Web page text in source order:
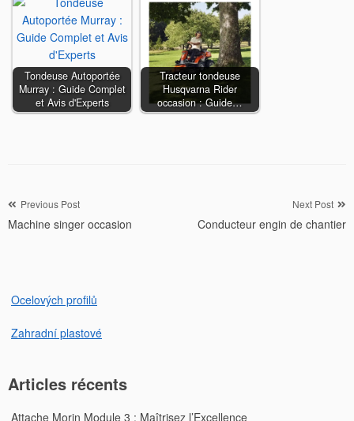
Tondeuse Autoportée
Murray : Guide Complet
et Avis d'Experts
Tracteur tondeuse
Husqvarna Rider
occasion : Guide…
Navigation
de
Previous Post
Machine singer occasion
Next Post
Conducteur engin de chantier
Ocelových profilů
Zahradní plastové
Articles récents
Attache Morin Module 3 : Maîtrisez l’Excellence